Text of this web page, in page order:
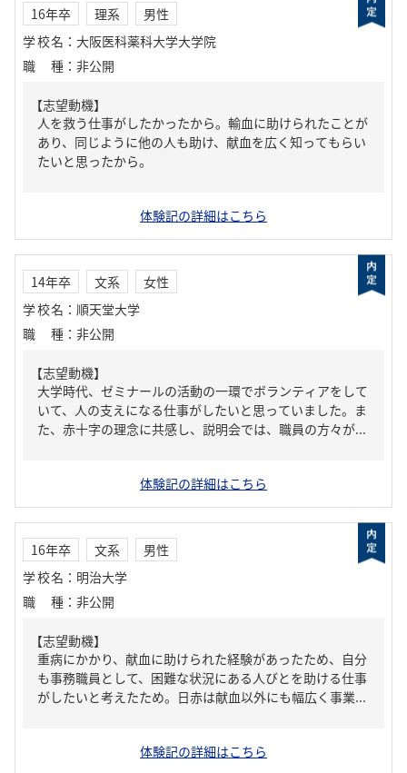
16年卒 理系
男性
学校名 ： 大阪医科薬科大学大学院
職種 ： 非公開
【志望動機】
人を救う仕事がしたかったから。輸血に助けられたことが
あり、同じように他の人も助け、献血を広く知ってもらい
たいと思ったから。
体験記の詳細はこちら
14年卒 文系
女性
学校名 ： 順天堂大学
職種 ： 非公開
【志望動機】
大学時代、ゼミナールの活動の一環でボランティアをして
いて、人の支えになる仕事がしたいと思っていました。ま
た、赤十字の理念に共感し、説明会では、職員の方々が...
体験記の詳細はこちら
16年卒 文系
男性
学校名 ： 明治大学
職種 ： 非公開
【志望動機】
重病にかかり、献血に助けられた経験があったため、自分
も事務職員として、困難な状況にある人びとを助ける仕事
がしたいと考えたため。日赤は献血以外にも幅広く事業...
体験記の詳細はこちら